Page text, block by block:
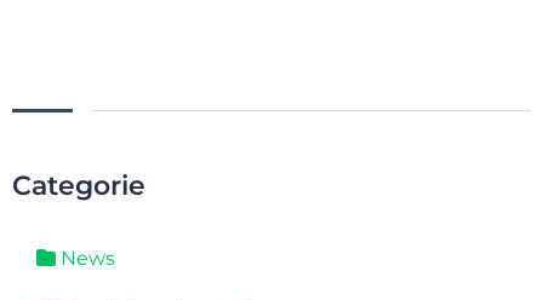
Categorie
News